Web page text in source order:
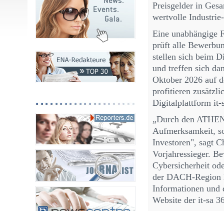
Preisgelder in
wertvolle
Eine unabhängige
prüft alle
stellen sich beim
und treffen sich
Oktober 2026 auf
profitieren
Digitalplattform it-
„Durch den
Aufmerksamkeit,
Investoren", sagt
Vorjahressieger.
Cybersicherheit
der DACH-Region
Informationen und
Website der it-sa